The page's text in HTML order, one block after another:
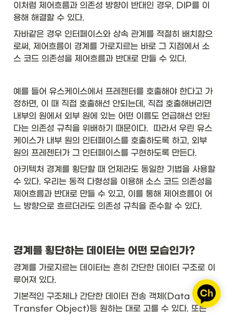
이처럼 제어흐름과 의존성 방향이 반대인 경우, DIP를 이
용해 해결할 수 있다.
자바같은 경우 인터페이스와 상속 관계를 적절히 배치함으
로써, 제어흐름이 경계를 가로지르는 바로 그 지점에서 소
스 코드 의존성을 제어흐름과 반대로 만들 수 있다.
예를 들어 유스케이스에서 프레젠터를 호출해야 한다고 가
정하면, 이 때 직접 호출해선 안되는데, 직접 호출해버리면
내부의 원에서 외부 원에 있는 어떤 이름도 언급해선 안된
다는 의존성 규칙을 위배하기 때문이다.  따라서 우린 유스
케이스가 내부 원의 인터페이스를 호출하도록 하고, 외부
원의 프레젠터가 그 인터페이스를 구현하도록 만든다.
아키텍처 경계를 횡단할 때 언제라도 동일한 기법을 사용할
수 있다. 우리는 동적 다형성을 이용해 소스 코드 의존성을
제어흐름과 반대로 만들 수 있고, 이를 통해 제어흐름이 어
느 방향으로 흐르더라도 의존성 규칙을 준수할 수 있다.
경계를 횡단하는 데이터는 어떤 모습인가?
경계를 가로지르는 데이터는 흔히 간단한 데이터 구조로 이
루어져 있다.
기본적인 구조체나 간단한 데이터 전송 객체(Data
Transfer Object)등 원하는 대로 고를 수 있다. 또는